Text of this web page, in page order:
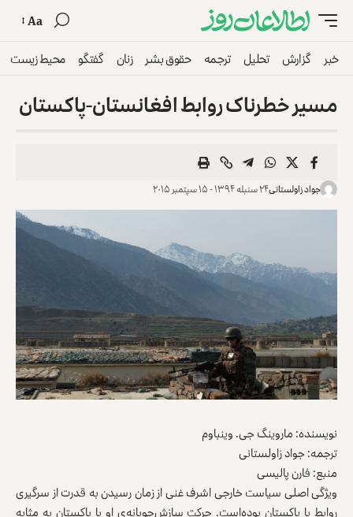
Aa
خبر گزارش تحلیل ترجمه حقوق بشر زنان گفتگو محیط زیست
مسیر خطرناک روابط افغانستان-پاکستان
جواد زاولستانی۲۴ سنبله ۱۳۹۴ - ۱۵ سپتمبر ۲۰۱۵
نویسنده: ماروینگ جی. وینباوم
ترجمه: جواد زاولستانی
منبع: فارن پالیسی
ویژگی اصلی سیاست خارجی اشرف غنی از زمان رسیدن به قدرت از سرگیری
روابط با پاکستان بوده‌است. حرکت سازش‌جویانه‌ی او با پاکستان به مثابه